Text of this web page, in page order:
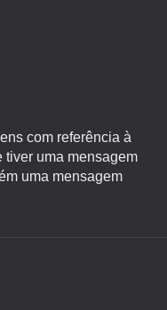
com referência à
tiver uma mensagem
uma mensagem